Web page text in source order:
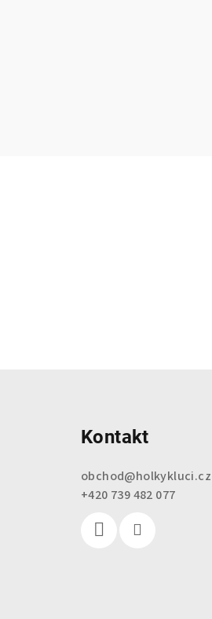
Kontakt
obchod@holkykluci.cz
+420 739 482 077